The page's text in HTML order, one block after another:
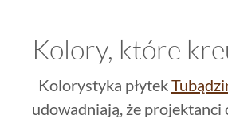
Kolory, które
Kolorystyka płytek
udowadniają, że